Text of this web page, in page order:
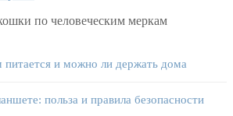
по человеческим меркам
питается и можно ли держать дома
польза и правила безопасности